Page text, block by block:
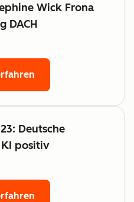
Wick Frona
DACH
Deutsche
positiv